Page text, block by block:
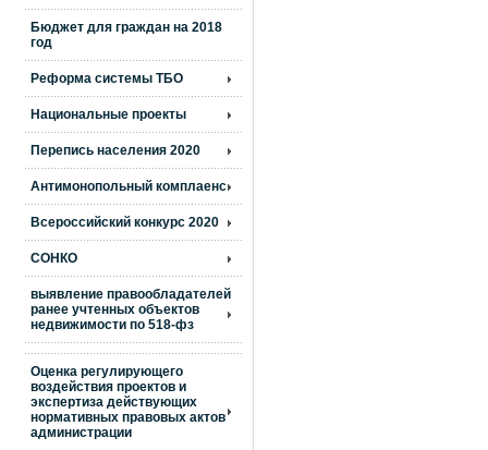
Бюджет для граждан на 2018
год
Реформа системы ТБО
Национальные проекты
Перепись населения 2020
Антимонопольный комплаенс
Всероссийский конкурс 2020
СОНКО
выявление правообладателей
ранее учтенных объектов
недвижимости по 518-фз
Оценка регулирующего
воздействия проектов и
экспертиза действующих
нормативных правовых актов
администрации